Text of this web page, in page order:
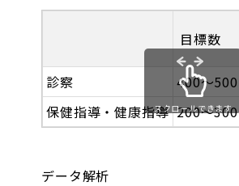
目標数
診察
400～500
保健指導・健康指導 200～300
スクロールできます
データ解析